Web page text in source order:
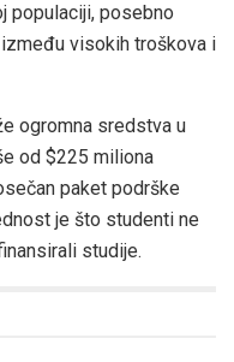
populaciji, posebno
visokih troškova i
ogromna sredstva u
od $225 miliona
paket podrške
je što studenti ne
studije.